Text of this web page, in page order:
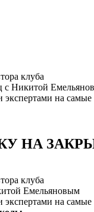
клуба
с Никитой
на самые
НА
клуба
Емельяновым
на самые